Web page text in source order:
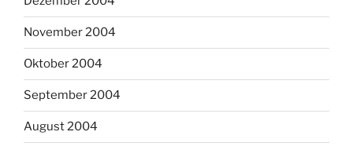
November 2004
Oktober 2004
September 2004
August 2004